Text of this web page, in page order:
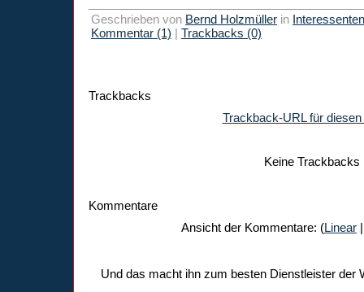
Geschrieben von Bernd Holzmüller in
Kommentar (1) | Trackbacks (0)
Trackbacks
Trackback-URL für diesen
Keine Trackbacks
Kommentare
Ansicht der Kommentare: (Linear
Und das macht ihn zum besten Dienstleister der